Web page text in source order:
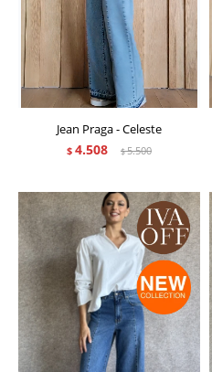
Jean Praga - Celeste
$ 4.508 $5.500